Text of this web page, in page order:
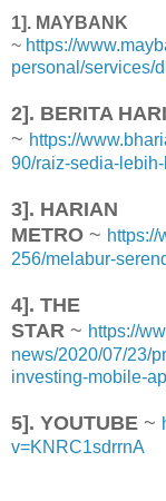
1]. MAYBANK
~ https://
personal/services/
2]. BERITA
~ https://
90/raiz-sedia-
3]. HARIAN
METRO ~ https://
256/melabur-
4]. THE
STAR ~ https://
news/2020/07/23/
investing-mobile-
5]. YOUTUBE ~
v=KNRC1sdrrnA